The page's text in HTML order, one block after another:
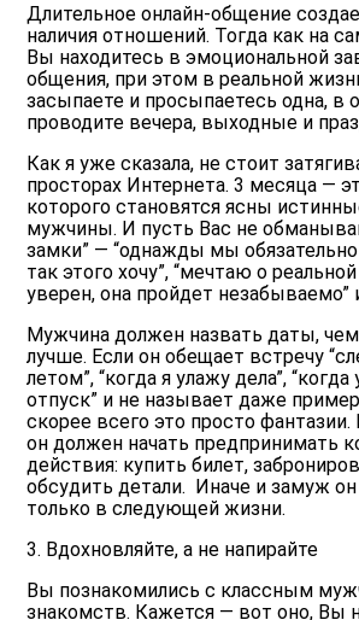
Длительное онлайн-общение
наличия отношений. Тогда как на
Вы находитесь в эмоциональной
общения, при этом в реальной
засыпаете и просыпаетесь одна, в
проводите вечера, выходные и
Как я уже сказала, не стоит
просторах Интернета. 3 месяца —
которого становятся ясны
мужчины. И пусть Вас не
замки” — “однажды мы
так этого хочу”, “мечтаю о
уверен, она пройдет незабываемо”
Мужчина должен назвать даты,
лучше. Если он обещает встречу
летом”, “когда я улажу дела”,
отпуск” и не называет даже
скорее всего это просто
он должен начать предпринимать
действия: купить билет,
обсудить детали. Иначе и замуж
только в следующей жизни.
3. Вдохновляйте, а не напирайте
Вы познакомились с классным
знакомств. Кажется — вот оно, Вы